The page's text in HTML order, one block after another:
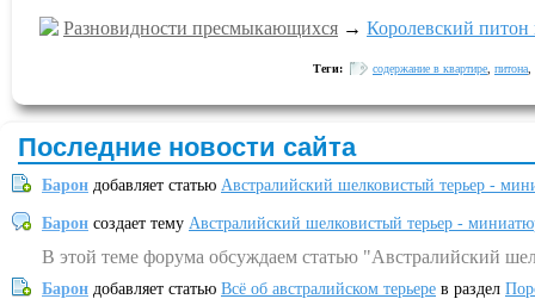
Разновидности пресмыкающихся → Королевский
Теги: содержание в квартире питона
Последние новости сайта
Барон добавляет статью Австралийский шелковистый терьер -
Барон создает тему Австралийский шелковистый терьер -
В этой теме форума обсуждаем статью "Австралийский
Барон добавляет статью Всё об австралийском терьере в раздел